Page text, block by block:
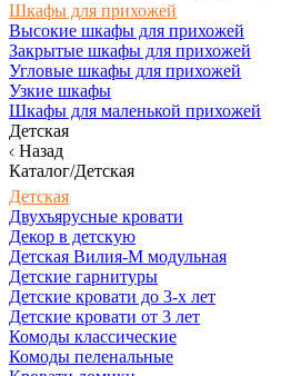
Шкафы для прихожей
Высокие шкафы для прихожей
Закрытые шкафы для прихожей
Угловые шкафы для прихожей
Узкие шкафы
Шкафы для маленькой прихожей
Детская
Назад
Каталог/Детская
Детская
Двухъярусные кровати
Декор в детскую
Детская Вилия-М модульная
Детские гарнитуры
Детские кровати до 3-х лет
Детские кровати от 3 лет
Комоды классические
Комоды пеленальные